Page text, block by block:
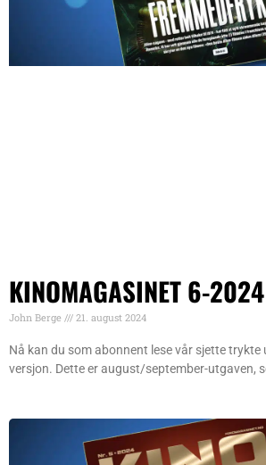
KINOMAGASINET 6-
John Berge 21. august 2024
Nå kan du som abonnent lese vår sjette trykte
versjon. Dette er august/september-utgaven,